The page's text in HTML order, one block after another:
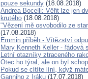
pouze sekundy (18.08.2018)
Andrea Bocelli: Věřit lze jen
krutého (18.08.2018)
"Vězení mě osvobodilo ze
(17.08.2018)
Emmin příběh - Vítězství
Mary Kenneth Keller - řádová
Letní otazníky ztraceného
Otec ho týral, ale on byl
Pokud se cítíte líní, když
Ganniho z Iráku (17.07.2018)